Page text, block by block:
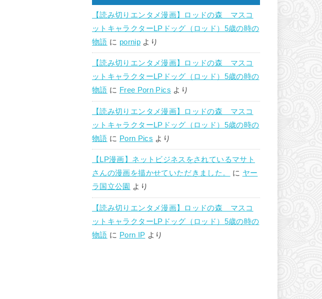
【読み切りエンタメ漫画】ロッドの森 マスコ
ットキャラクターLPドッグ（ロッド）5歳の時の
物語 に pornip より
【読み切りエンタメ漫画】ロッドの森 マスコ
ットキャラクターLPドッグ（ロッド）5歳の時の
物語 に Free Porn Pics より
【読み切りエンタメ漫画】ロッドの森 マスコ
ットキャラクターLPドッグ（ロッド）5歳の時の
物語 に Porn Pics より
【LP漫画】ネットビジネスをされているマサト
さんの漫画を描かせていただきました。
に ヤー
ラ国立公園
より
【読み切りエンタメ漫画】ロッドの森 マスコ
ットキャラクターLPドッグ（ロッド）5歳の時の
物語 に Porn IP より